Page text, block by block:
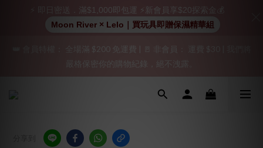
「保密出貨」（無店鋪資訊、一般紙箱）、隱私保護、加密付款、
立即註冊成為會員！
加入會員即享$20購物金  訂單商品好評再享$15購物金
👑 會員特權： 全場滿 $200 免運費 | 🚪 非會員： 運費 $30 | 我們將
嚴格保密你的購物紀錄，絕不洩露。
「保密出貨」（無店鋪資訊、一般紙箱）、隱私保護、加密付款、
⚡ 即日密送．滿$1,000即包運 ⚡新會員享$20探索金💰
Moon River × Lelo｜買玩具即贈保濕精華組